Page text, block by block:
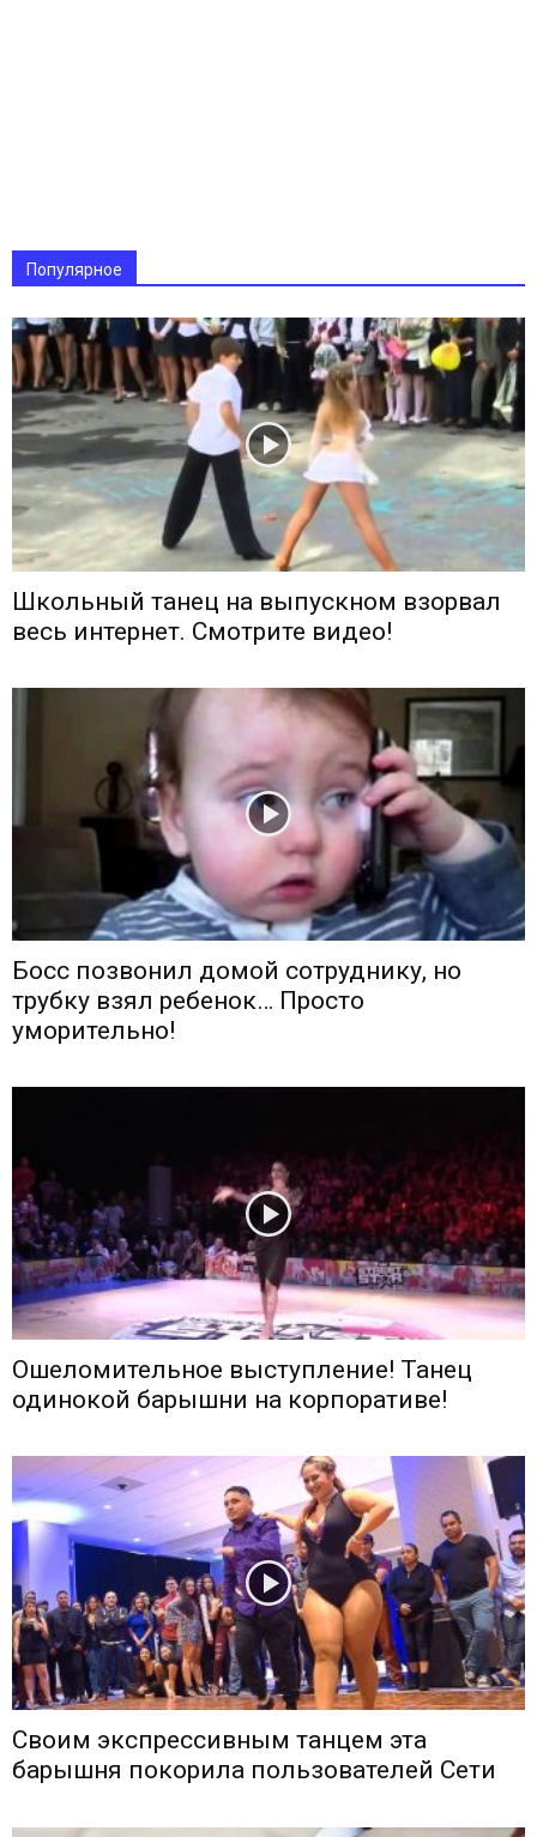
Популярное
Школьный танец на выпускном взорвал
весь интернет. Смотрите видео!
Босс позвонил домой сотруднику, но
трубку взял ребенок… Просто
уморительно!
Ошеломительное выступление! Танец
одинокой барышни на корпоративе!
Своим экспрессивным танцем эта
барышня покорила пользователей Сети